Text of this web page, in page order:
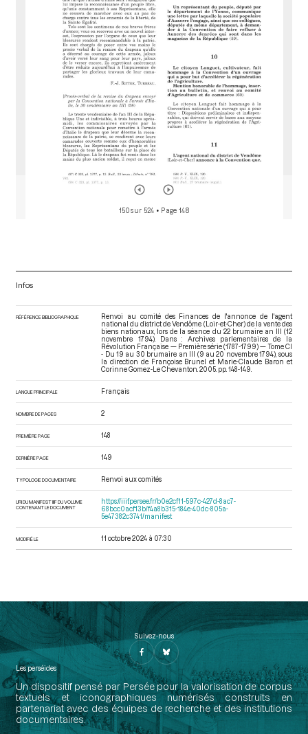
150 sur 524 • Page 148
Infos
RÉFÉRENCE BIBLIOGRAPHIQUE
Renvoi au comité des Finances de l'annonce de l'agent
national du district de Vendôme (Loir-et-Cher) de la vente des
biens nationaux, lors de la séance du 22 brumaire an III (12
novembre 1794). Dans : Archives parlementaires de la
Révolution Française — Première série (1787-1799) — Tome CI
- Du 19 au 30 brumaire an III (9 au 20 novembre 1794) , sous
la direction de Françoise Brunel et Marie-Claude Baron et
Corinne Gomez-Le Chevanton. 2005. pp. 148-149.
LANGUE PRINCIPALE Français
NOMBRE DE PAGES 2
PREMIÈRE PAGE 148
DERNIÈRE PAGE 149
TYPOLOGIE DOCUMENTAIRE Renvoi aux comités
URI DU MANIFEST IIIF DU VOLUME
CONTENANT LE DOCUMENT
https://iiif.persee.fr/b0e2cf11-597c-427d-8ac7-
68bcc0acf13b/f4a8b315-184e-40dc-805a-
5e47382c3741/manifest
MODIFIÉ LE 11 octobre 2024 à 07:30
Suivez-nous
Les perséides
Un dispositif pensé par Persée pour la valorisation de corpus
textuels et iconographiques numérisés construits en
partenariat avec des équipes de recherche et des institutions
documentaires.